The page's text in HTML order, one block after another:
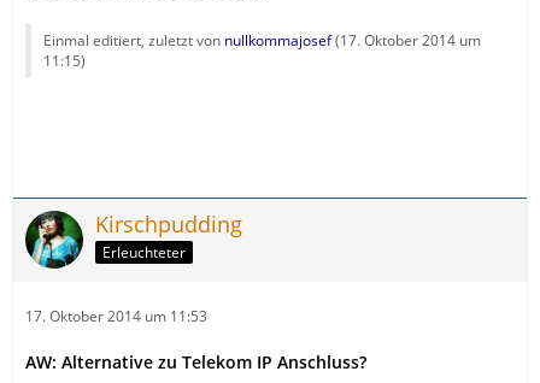
Einmal editiert, zuletzt von nullkommajosef(17. Oktober 2014 um
11:15)
Kirschpudding
Erleuchteter
17. Oktober 2014 um 11:53
AW: Alternative zu Telekom IP Anschluss?